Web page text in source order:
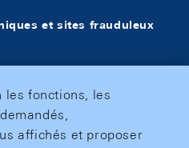
et sites frauduleux
les fonctions, les
affichés et proposer